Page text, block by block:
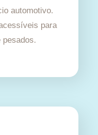
automotivo.
para